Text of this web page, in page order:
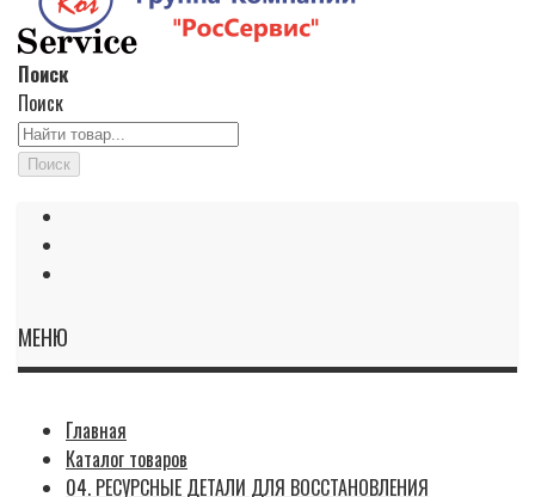
Поиск
Поиск
Поиск
МЕНЮ
Главная
Каталог товаров
04. РЕСУРСНЫЕ ДЕТАЛИ ДЛЯ ВОССТАНОВЛЕНИЯ